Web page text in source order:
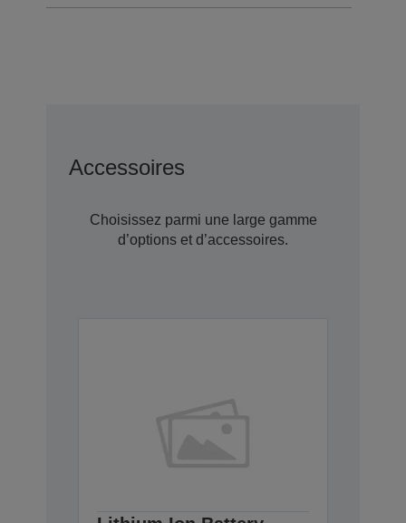
Accessoires
Choisissez parmi une large gamme
d’options et d’accessoires.